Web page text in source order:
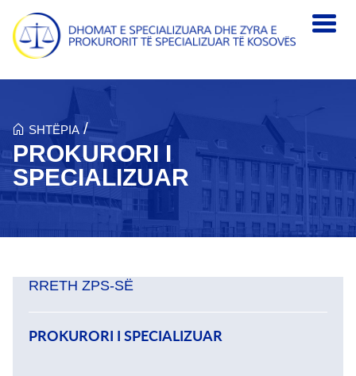
Skip to main content
SHTËPIA /
PROKURORI I
SPECIALIZUAR
RRETH ZPS-SЁ
PROKURORI I SPECIALIZUAR